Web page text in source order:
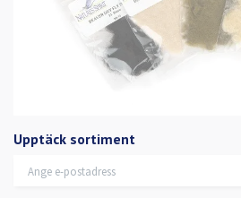
Upptäck sortiment